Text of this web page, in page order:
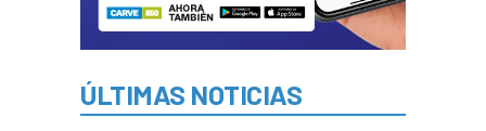
ÚLTIMAS NOTICIAS